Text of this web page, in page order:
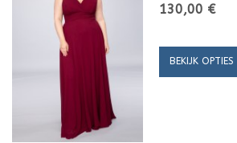
130,00 €
BEKIJK OPTIES